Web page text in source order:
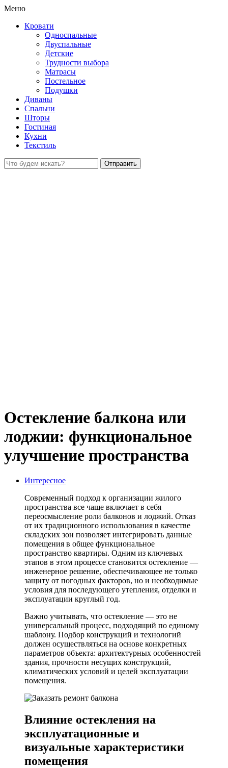
Меню
Кровати
Односпальные
Двуспальные
Детские
Трудности выбора
Матрасы
Постельное
Подушки
Диваны
Спальни
Шторы
Гостиная
Кухни
Текстиль
Остекление балкона или
лоджии: функциональное
улучшение пространства
Интересное
Современный подход к организации жилого
пространства все чаще включает в себя
переосмысление роли балконов и лоджий. Отказ
от их традиционного использования в качестве
складских зон позволяет интегрировать данные
помещения в общее функциональное
пространство квартиры. Одним из ключевых
этапов в этом процессе становится остекление —
инженерное решение, обеспечивающее не только
защиту от погодных факторов, но и необходимые
условия для последующего утепления, отделки и
эксплуатации круглый год.
Важно учитывать, что остекление — это не
универсальный процесс, подходящий по единому
шаблону. Подбор конструкций и технологий
должен осуществляться на основе конкретных
параметров объекта: архитектурных особенностей
здания, прочности несущих конструкций,
климатических условий и целей эксплуатации
помещения.
Влияние остекления на
эксплуатационные и
визуальные характеристики
помещения